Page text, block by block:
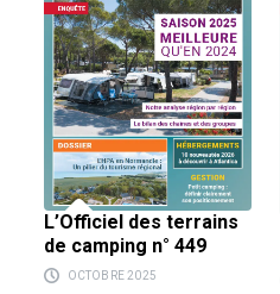
L’Officiel des terrains
de camping n° 449
OCTOBRE 2025